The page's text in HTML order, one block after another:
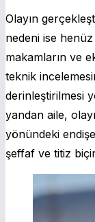
Olayın
nedeni ise henüz
makamların ve
teknik
derinleştirilmesi
yandan aile,
yönündeki
şeffaf ve titiz